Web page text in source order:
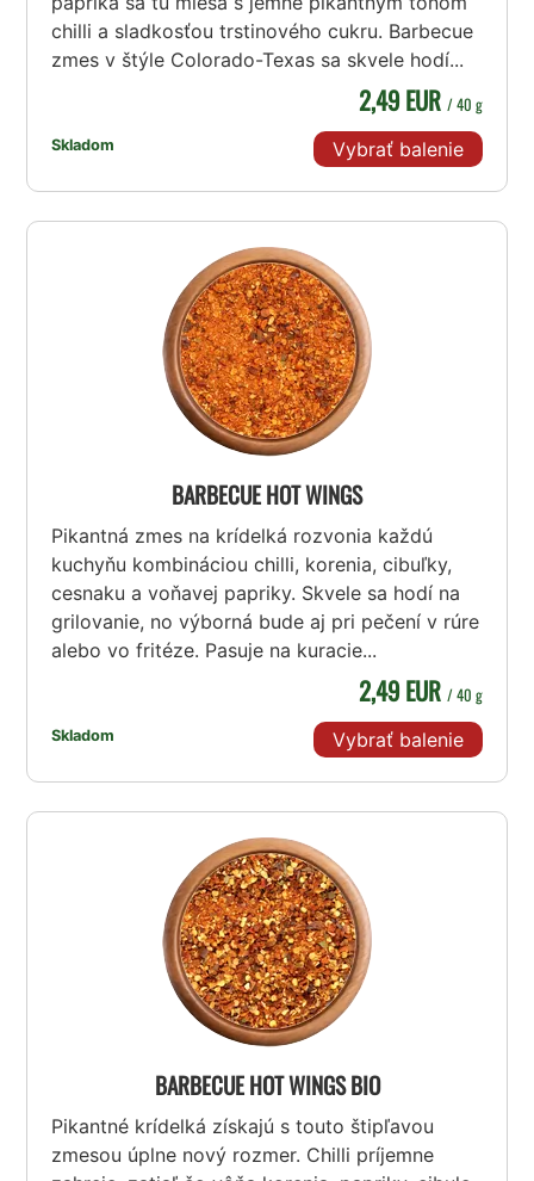
chilli a sladkosťou trstinového cukru. Barbecue
zmes v štýle Colorado-Texas sa skvele hodí...
Skladom
2,49 EUR / 40 g
Vybrať balenie
BARBECUE HOT WINGS
Pikantná zmes na krídelká rozvonia každú
kuchyňu kombináciou chilli, korenia, cibuľky,
cesnaku a voňavej papriky. Skvele sa hodí na
grilovanie, no výborná bude aj pri pečení v rúre
alebo vo fritéze. Pasuje na kuracie...
Skladom
2,49 EUR / 40 g
Vybrať balenie
BARBECUE HOT WINGS BIO
Pikantné krídelká získajú s touto štipľavou
zmesou úplne nový rozmer. Chilli príjemne